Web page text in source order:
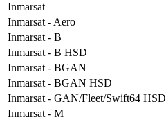
Inmarsat
Inmarsat - Aero
Inmarsat - B
Inmarsat - B HSD
Inmarsat - BGAN
Inmarsat - BGAN HSD
Inmarsat - GAN/Fleet/Swift64 HSD
Inmarsat - M